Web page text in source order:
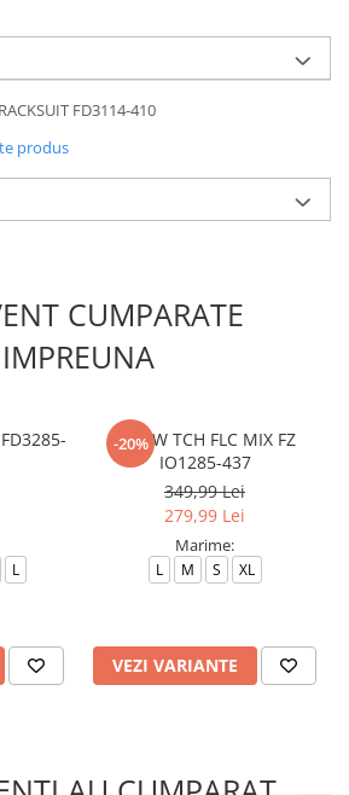
FD3114-410
produs
CUMPARATE
IMPREUNA
L
-20%
B NSW TCH FLC MIX FZ
IO1285-437
349,99 Lei
279,99 Lei
Marime:
L M S XL
VEZI VARIANTE